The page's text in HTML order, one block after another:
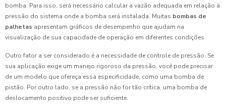
bomba. Para isso, será necessário calcular a vazão adequada em relação à
pressão do sistema onde a bomba será instalada. Muitas bombas de
palhetas apresentam gráficos de desempenho que ajudam na
visualização de sua capacidade de operação em diferentes condições.
Outro fator a ser considerado é a necessidade de controle de pressão. Se
sua aplicação exige um manejo rigoroso da pressão, você pode precisar
de um modelo que ofereça essa especificidade, como uma bomba de
pistão. Por outro lado, se a pressão não for tão crítica, uma bomba de
deslocamento positivo pode ser suficiente.